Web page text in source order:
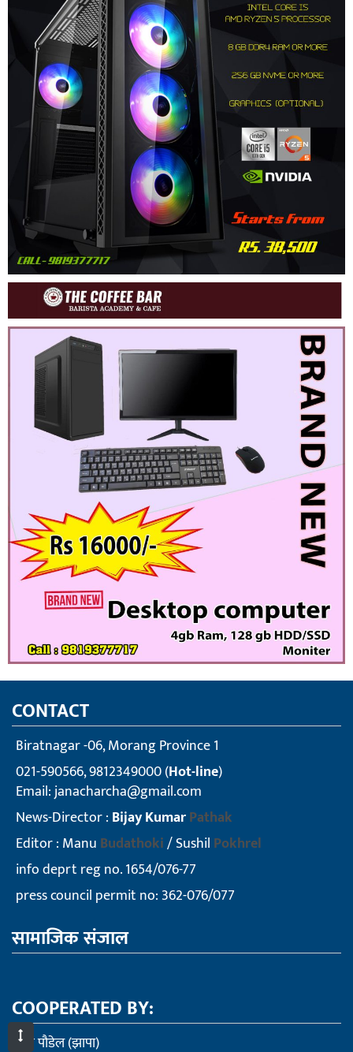
CONTACT
Biratnagar -06, Morang Province 1
021-590566, 9812349000 (Hot-line)
Email:janacharcha@gmail.com
News-Director : Bijay KumarPathak
Editor : Manu Budathoki/ Sushil Pokhrel
info deprt reg no. 1654/076-77
press council permit no: 362-076/077
सामाजिक संजाल
COOPERATED BY:
खेम पौडेल (झापा)